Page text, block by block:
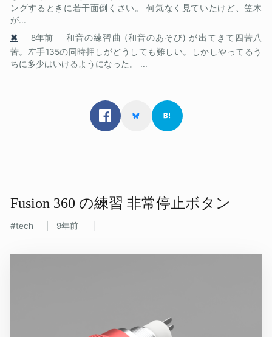
ングするときに若干面倒くさい。 何気なく見ていたけど、笠木
が...
✖
8年前
和音の練習曲 (和音のあそび) が出てきて四苦八
苦。左手135の同時押しがどうしても難しい。しかしやってるう
ちに多少はいけるようになった。 ...
Fusion 360 の​練習 非常停止ボタン
tech 9年前